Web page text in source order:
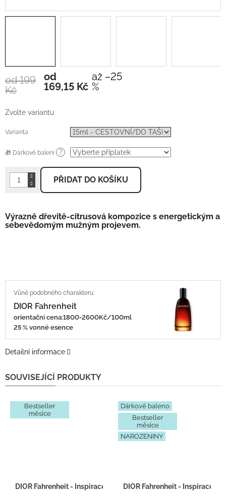
od 199
Kč
až –25
%
od
169,15 Kč Měrná
cena:
Zvolte variantu
Varianta
🎁 Dárkové balení ?
PŘIDAT DO KOŠÍKU
Výrazně dřevitě-citrusová kompozice s energetickým a
sebevědomým mužným projevem.
DIOR Fahrenheit
orientační cena:1800-2600Kč/100ml
25 % vonné esence
Detailní informace
SOUVISEJÍCÍ PRODUKTY
Bestseller
měsíce
DIOR Fahrenheit - Inspirace H102 - tester 2ml
Dárkově baleno
Bestseller
měsíce
NAROZENINY
DIOR Fahrenheit - Inspirace